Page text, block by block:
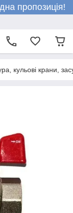
пропозиція!
кульові крани,